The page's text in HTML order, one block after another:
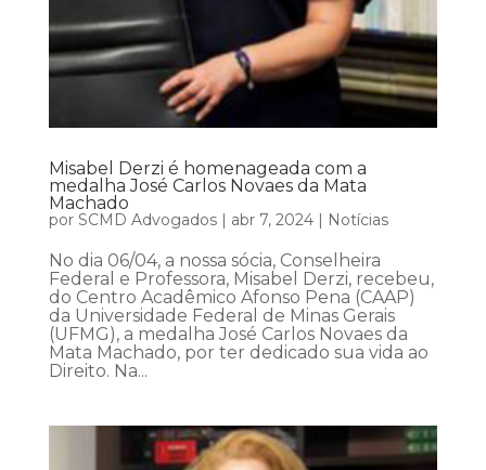
Misabel Derzi é homenageada com a
medalha José Carlos Novaes da Mata
Machado
por SCMD Advogados| abr 7, 2024| Notícias
No dia 06/04, a nossa sócia, Conselheira
Federal e Professora, Misabel Derzi, recebeu,
do Centro Acadêmico Afonso Pena (CAAP)
da Universidade Federal de Minas Gerais
(UFMG), a medalha José Carlos Novaes da
Mata Machado, por ter dedicado sua vida ao
Direito. Na...